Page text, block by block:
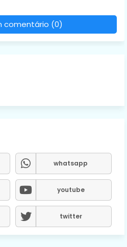
comentário (0)
whatsapp
youtube
twitter